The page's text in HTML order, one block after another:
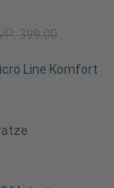
399.00
Line Komfort